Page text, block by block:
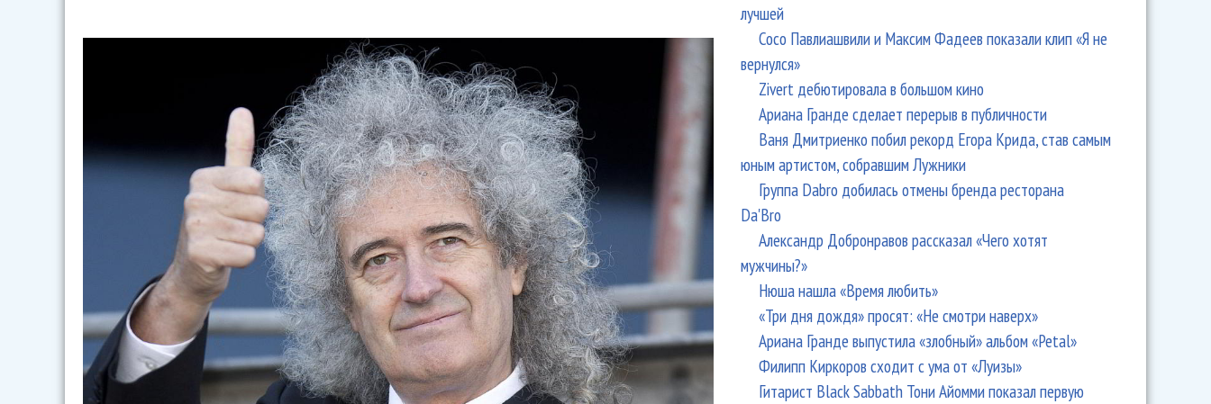
лучшей
Сосо Павлиашвили и Максим Фадеев показали клип «Я не
вернулся»
Zivert дебютировала в большом кино
Ариана Гранде сделает перерыв в публичности
Ваня Дмитриенко побил рекорд Егора Крида, став самым
юным артистом, собравшим Лужники
Группа Dabro добилась отмены бренда ресторана
Da'Bro
Александр Добронравов рассказал «Чего хотят
мужчины?»
Нюша нашла «Время любить»
«Три дня дождя» просят: «Не смотри наверх»
Ариана Гранде выпустила «злобный» альбом «Petal»
Филипп Киркоров сходит с ума от «Луизы»
Гитарист Black Sabbath Тони Айомми показал первую